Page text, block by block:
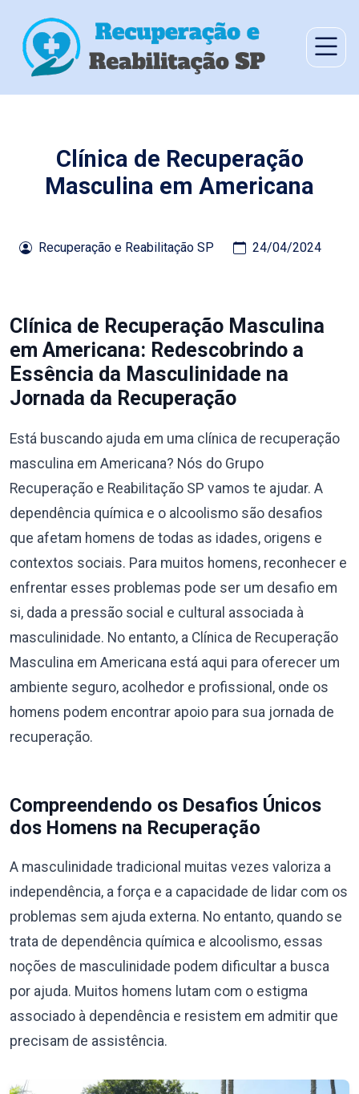
Clínica de Recuperação
Masculina em Americana
Recuperação e Reabilitação SP 24/04/2024
Clínica de Recuperação Masculina
em Americana: Redescobrindo a
Essência da Masculinidade na
Jornada da Recuperação
Está buscando ajuda em uma clínica de recuperação
masculina em Americana? Nós do Grupo
Recuperação e Reabilitação SP vamos te ajudar. A
dependência química e o alcoolismo são desafios
que afetam homens de todas as idades, origens e
contextos sociais. Para muitos homens, reconhecer e
enfrentar esses problemas pode ser um desafio em
si, dada a pressão social e cultural associada à
masculinidade. No entanto, a Clínica de Recuperação
Masculina em Americana está aqui para oferecer um
ambiente seguro, acolhedor e profissional, onde os
homens podem encontrar apoio para sua jornada de
recuperação.
Compreendendo os Desafios Únicos
dos Homens na Recuperação
A masculinidade tradicional muitas vezes valoriza a
independência, a força e a capacidade de lidar com os
problemas sem ajuda externa. No entanto, quando se
trata de dependência química e alcoolismo, essas
noções de masculinidade podem dificultar a busca
por ajuda. Muitos homens lutam com o estigma
associado à dependência e resistem em admitir que
precisam de assistência.